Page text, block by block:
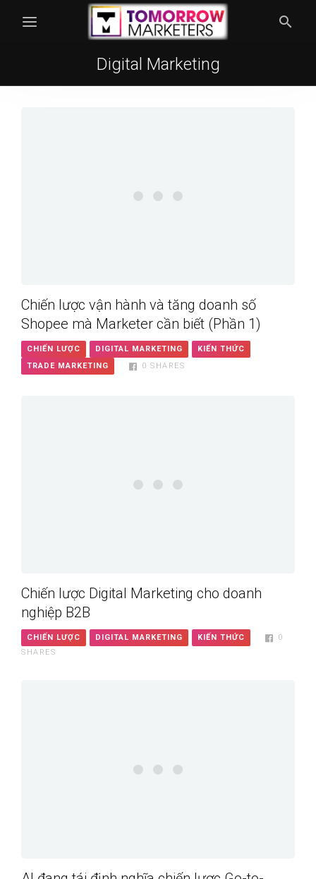
Digital Marketing
Chiến lược vận hành và tăng doanh số
Shopee mà Marketer cần biết (Phần 1)
CHIẾN LƯỢC DIGITAL MARKETING
KIẾN THỨC
TRADE MARKETING
0 SHARES
Chiến lược Digital Marketing cho doanh
nghiệp B2B
CHIẾN LƯỢC DIGITAL MARKETING KIẾN THỨC
0
SHARES